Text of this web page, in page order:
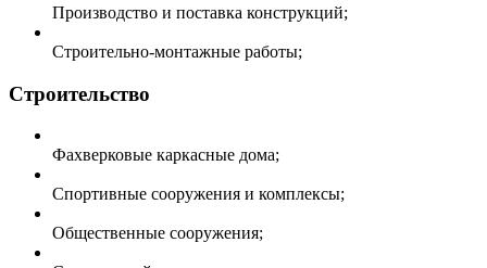
Производство и поставка конструкций;
Строительно-монтажные работы;
Строительство
Фахверковые каркасные дома;
Спортивные сооружения и комплексы;
Общественные сооружения;